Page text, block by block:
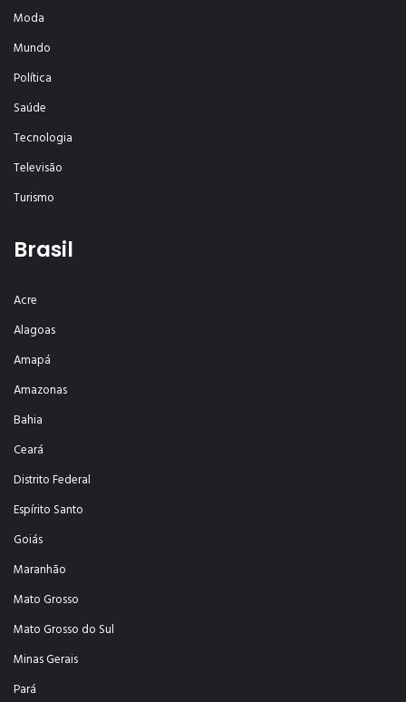
Moda
Mundo
Política
Saúde
Tecnologia
Televisão
Turismo
Brasil
Acre
Alagoas
Amapá
Amazonas
Bahia
Ceará
Distrito Federal
Espírito Santo
Goiás
Maranhão
Mato Grosso
Mato Grosso do Sul
Minas Gerais
Pará